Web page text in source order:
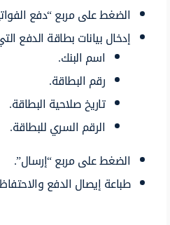
الضغط على مربع “دفع
إدخال بيانات بطاقة الدفع
اسم البنك.
رقم البطاقة.
تاريخ صلاحية البطاقة.
الرقم السري للبطاقة.
الضغط على مربع “إرسال”.
طباعة إيصال الدفع والاحتفاظ